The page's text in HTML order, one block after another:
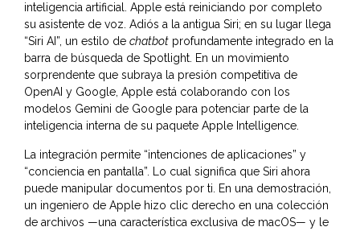
inteligencia artificial. Apple está reiniciando por completo
su asistente de voz. Adiós a la antigua Siri; en su lugar llega
“Siri AI”, un estilo de chatbot profundamente integrado en la
barra de búsqueda de Spotlight. En un movimiento
sorprendente que subraya la presión competitiva de
OpenAI y Google, Apple está colaborando con los
modelos Gemini de Google para potenciar parte de la
inteligencia interna de su paquete Apple Intelligence.
La integración permite “intenciones de aplicaciones” y
“conciencia en pantalla”. Lo cual significa que Siri ahora
puede manipular documentos por ti. En una demostración,
un ingeniero de Apple hizo clic derecho en una colección
de archivos —una característica exclusiva de macOS— y le